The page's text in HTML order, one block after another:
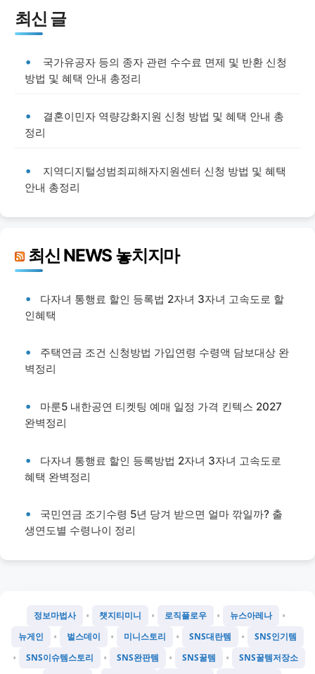
최신 글
국가유공자 등의 종자 관련 수수료 면제 및 반환 신청
방법 및 혜택 안내 총정리
결혼이민자 역량강화지원 신청 방법 및 혜택 안내 총
정리
지역디지털성범죄피해자지원센터 신청 방법 및 혜택
안내 총정리
최신 NEWS 놓치지마
다자녀 통행료 할인 등록법 2자녀 3자녀 고속도로 할
인혜택
주택연금 조건 신청방법 가입연령 수령액 담보대상 완
벽정리
마룬5 내한공연 티켓팅 예매 일정 가격 킨텍스 2027
완벽정리
다자녀 통행료 할인 등록방법 2자녀 3자녀 고속도로
혜택 완벽정리
국민연금 조기수령 5년 당겨 받으면 얼마 깎일까? 출
생연도별 수령나이 정리
정보마법사 • 챗지티미니 • 로직플로우 • 뉴스아레나 •
뉴게인 • 벌스데이 • 미니스토리 • SNS대란템 • SNS인기템
• SNS이슈템스토리 • SNS완판템 • SNS꿀템 • SNS꿀템저장소